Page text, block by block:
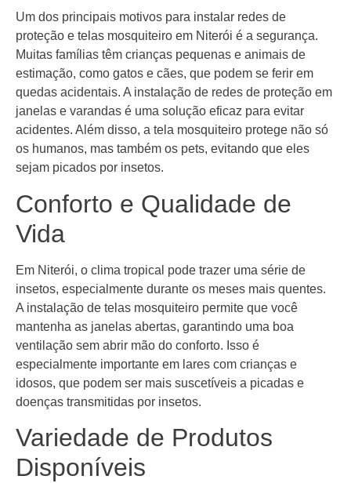
Um dos principais motivos para instalar redes de
proteção e telas mosquiteiro em Niterói é a segurança.
Muitas famílias têm crianças pequenas e animais de
estimação, como gatos e cães, que podem se ferir em
quedas acidentais. A instalação de redes de proteção em
janelas e varandas é uma solução eficaz para evitar
acidentes. Além disso, a tela mosquiteiro protege não só
os humanos, mas também os pets, evitando que eles
sejam picados por insetos.
Conforto e Qualidade de
Vida
Em Niterói, o clima tropical pode trazer uma série de
insetos, especialmente durante os meses mais quentes.
A instalação de telas mosquiteiro permite que você
mantenha as janelas abertas, garantindo uma boa
ventilação sem abrir mão do conforto. Isso é
especialmente importante em lares com crianças e
idosos, que podem ser mais suscetíveis a picadas e
doenças transmitidas por insetos.
Variedade de Produtos
Disponíveis